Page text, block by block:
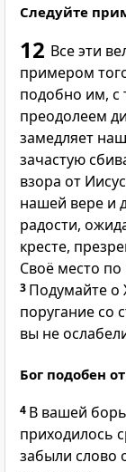
Следуйте
12 Все эти
примером
подобно им, с
преодолеем
замедляет
зачастую
взора от
нашей вере и
радости,
кресте,
Своё место по
3 Подумайте о
поругание со
вы не
Бог подобен
4 В вашей
приходилось
забыли слово